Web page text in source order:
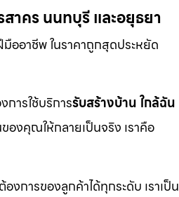
าคร นนทบุรี และอยุธยา
ออาชีพ ในราคาถูกสุดประหยัด
การใช้บริการรับสร้างบ้าน ใกล้ฉัน
องคุณให้กลายเป็นจริง เราคือ
งการของลูกค้าได้ทุกระดับ เราเป็น